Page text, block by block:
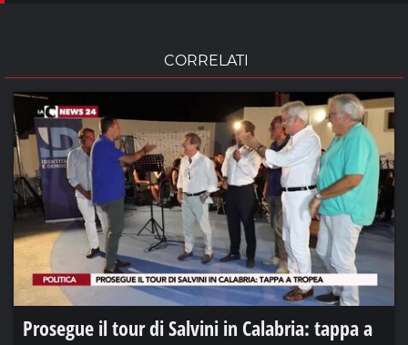
CORRELATI
Prosegue il tour di Salvini in Calabria: tappa a